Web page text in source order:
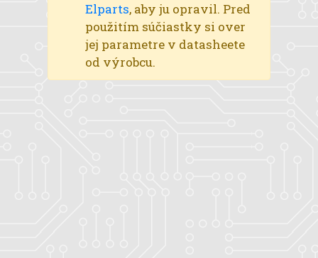
Elparts, aby ju opravil. Pred
použitím súčiastky si over
jej parametre v datasheete
od výrobcu.